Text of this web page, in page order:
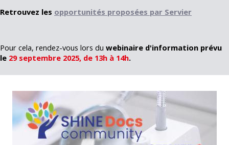
Retrouvez les opportunités proposées par Servier
Pour cela, rendez-vous lors du webinaire d'information prévu
le 29 septembre 2025, de 13h à 14h.